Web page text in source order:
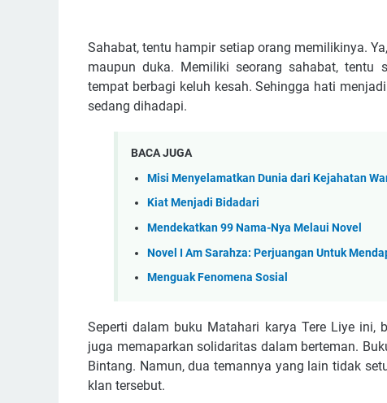
Sahabat, tentu hampir setiap orang memilikinya.
maupun duka. Memiliki seorang sahabat, tentu
tempat berbagi keluh kesah. Sehingga hati
sedang dihadapi.
BACA JUGA
Misi Menyelamatkan Dunia dari Kejahatan
Kiat Menjadi Bidadari
Mendekatkan 99 Nama-Nya Melaui Novel
Novel I Am Sarahza: Perjuangan Untuk
Menguak Fenomena Sosial
Seperti dalam buku Matahari karya Tere Liye ini,
juga memaparkan solidaritas dalam berteman.
Bintang. Namun, dua temannya yang lain tidak
klan tersebut.